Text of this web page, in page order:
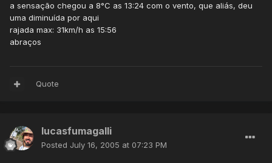
a sensação chegou a 8°C as 13:24 com o vento, que aliás, deu
uma diminuída por aqui
rajada max: 31km/h as 15:56
abraços
Quote
lucasfumagalli
Posted July 16, 2005 at 07:23 PM